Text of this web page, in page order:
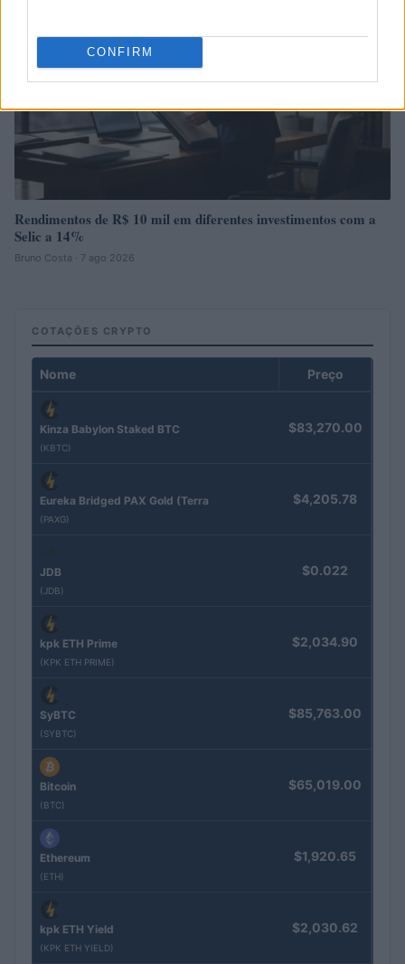
CONFIRM
Rendimentos de R$ 10 mil em diferentes investimentos com a
Selic a 14%
Bruno Costa · 7 ago 2026
COTAÇÕES CRYPTO
Nome Preço
Kinza Babylon Staked BTC
(KBTC)
$83,270.00
Eureka Bridged PAX Gold (Terra
(PAXG)
$4,205.78
JDB
(JDB)
$0.022
kpk ETH Prime
(KPK ETH PRIME)
$2,034.90
SyBTC
(SYBTC)
$85,763.00
Bitcoin
(BTC)
$65,019.00
Ethereum
(ETH)
$1,920.65
kpk ETH Yield
(KPK ETH YIELD)
$2,030.62